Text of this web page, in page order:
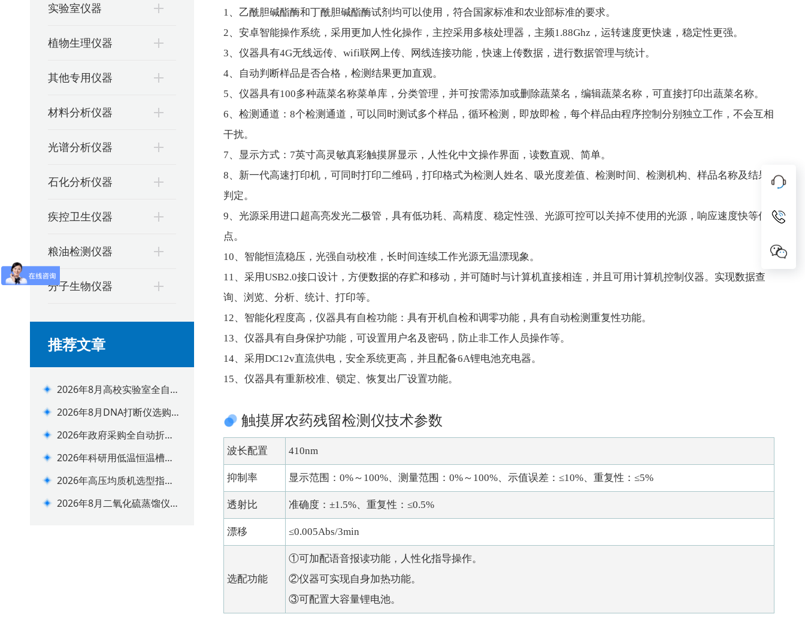
实验室仪器
植物生理仪器
其他专用仪器
材料分析仪器
光谱分析仪器
石化分析仪器
疾控卫生仪器
粮油检测仪器
分子生物仪器
推荐文章
2026年8月高校实验室全自动
2026年8月DNA打断仪选购避
2026年政府采购全自动折光
2026年科研用低温恒温槽分
2026年高压均质机选型指
2026年8月二氧化硫蒸馏仪选
1、乙酰胆碱酯酶和丁酰胆碱酯酶试剂均可以使用，符合国家标准和农业部标准的要求。
2、安卓智能操作系统，采用更加人性化操作，主控采用多核处理器，主频1.88Ghz，运转速度更快速，稳定性更强。
3、仪器具有4G无线远传、wifi联网上传、网线连接功能，快速上传数据，进行数据管理与统计。
4、自动判断样品是否合格，检测结果更加直观。
5、仪器具有100多种蔬菜名称菜单库，分类管理，并可按需添加或删除蔬菜名，编辑蔬菜名称，可直接打印出蔬菜名称。
6、检测通道：8个检测通道，可以同时测试多个样品，循环检测，即放即检，每个样品由程序控制分别独立工作，不会互相
干扰。
7、显示方式：7英寸高灵敏真彩触摸屏显示，人性化中文操作界面，读数直观、简单。
8、新一代高速打印机，可同时打印二维码，打印格式为检测人姓名、吸光度差值、检测时间、检测机构、样品名称及结果
判定。
9、光源采用进口超高亮发光二极管，具有低功耗、高精度、稳定性强、光源可控可以关掉不使用的光源，响应速度快等优
点。
10、智能恒流稳压，光强自动校准，长时间连续工作光源无温漂现象。
11、采用USB2.0接口设计，方便数据的存贮和移动，并可随时与计算机直接相连，并且可用计算机控制仪器。实现数据查
询、浏览、分析、统计、打印等。
12、智能化程度高，仪器具有自检功能：具有开机自检和调零功能，具有自动检测重复性功能。
13、仪器具有自身保护功能，可设置用户名及密码，防止非工作人员操作等。
14、采用DC12v直流供电，安全系统更高，并且配备6A锂电池充电器。
15、仪器具有重新校准、锁定、恢复出厂设置功能。
触摸屏农药残留检测仪技术参数
波长配置 410nm
抑制率 显示范围：0%～100%、测量范围：0%～100%、示值误差：≤10%、重复性：≤5%
透射比 准确度：±1.5%、重复性：≤0.5%
漂移 ≤0.005Abs/3min
选配功能
①可加配语音报读功能，人性化指导操作。
②仪器可实现自身加热功能。
③可配置大容量锂电池。